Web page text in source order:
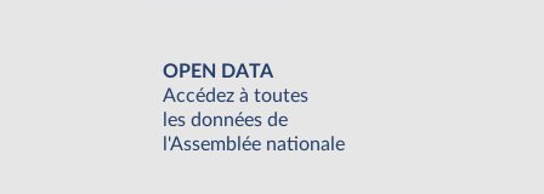
OPEN DATA
Accédez à toutes
les données de
l'Assemblée nationale